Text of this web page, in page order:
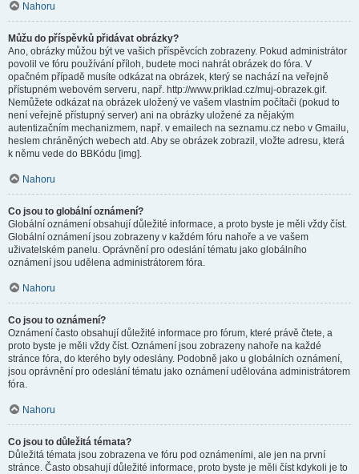
Nahoru
Můžu do příspěvků přidávat obrázky?
Ano, obrázky můžou být ve vašich příspěvcích zobrazeny. Pokud administrátor
povolil ve fóru používání příloh, budete moci nahrát obrázek do fóra. V
opačném případě musíte odkázat na obrázek, který se nachází na veřejně
přístupném webovém serveru, např. http://www.priklad.cz/muj-obrazek.gif.
Nemůžete odkázat na obrázek uložený ve vašem vlastním počítači (pokud to
není veřejně přístupný server) ani na obrázky uložené za nějakým
autentizačním mechanizmem, např. v emailech na seznamu.cz nebo v Gmailu,
heslem chráněných webech atd. Aby se obrázek zobrazil, vložte adresu, která
k němu vede do BBKódu [img].
Nahoru
Co jsou to globální oznámení?
Globální oznámení obsahují důležité informace, a proto byste je měli vždy číst.
Globální oznámení jsou zobrazeny v každém fóru nahoře a ve vašem
uživatelském panelu. Oprávnění pro odeslání tématu jako globálního
oznámení jsou udělena administrátorem fóra.
Nahoru
Co jsou to oznámení?
Oznámení často obsahují důležité informace pro fórum, které právě čtete, a
proto byste je měli vždy číst. Oznámení jsou zobrazeny nahoře na každé
stránce fóra, do kterého byly odeslány. Podobně jako u globálních oznámení,
jsou oprávnění pro odeslání tématu jako oznámení udělována administrátorem
fóra.
Nahoru
Co jsou to důležitá témata?
Důležitá témata jsou zobrazena ve fóru pod oznámeními, ale jen na první
stránce. Často obsahují důležité informace, proto byste je měli číst kdykoli je to